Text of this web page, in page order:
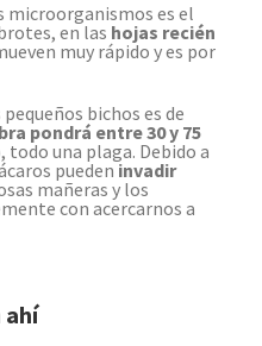
microorganismos es el
en las hojas recién
muy rápido y es por
bichos es de
pondrá entre 30 y 75
una plaga. Debido a
pueden invadir
mañeras y los
con acercarnos a
ahí